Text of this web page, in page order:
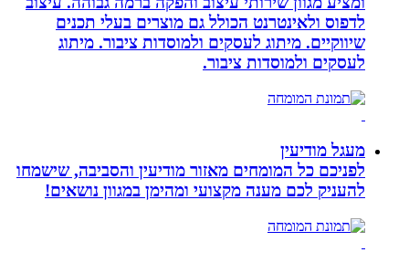
לדפוס ולאינטרנט הכולל גם מוצרים בעלי תכנים
שיווקיים. מיתוג לעסקים ולמוסדות ציבור. מיתוג
לעסקים ולמוסדות ציבור.
מעגל מודיעין
לפניכם כל המומחים מאזור מודיעין והסביבה, שישמחו
להעניק לכם מענה מקצועי ומהימן במגוון נושאים!